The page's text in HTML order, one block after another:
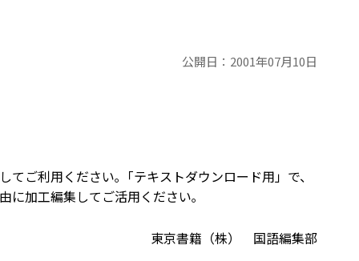
公開日： 2001年07月10日
ご利用ください｡「テキストダウンロード用」で、
に加工編集してご活用ください｡
東京書籍（株） 国語編集部